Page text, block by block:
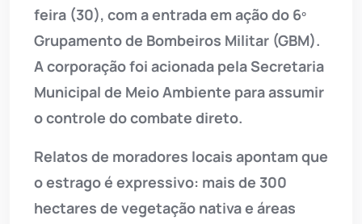
feira (30), com a entrada em ação do 6º
Grupamento de Bombeiros Militar (GBM).
A corporação foi acionada pela Secretaria
Municipal de Meio Ambiente para assumir
o controle do combate direto.
Relatos de moradores locais apontam que
o estrago é expressivo: mais de 300
hectares de vegetação nativa e áreas